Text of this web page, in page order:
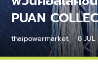
PUAN
thaipowermarket_admin
8